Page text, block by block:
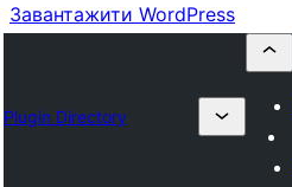
Завантажити WordPress
Plugin Directory